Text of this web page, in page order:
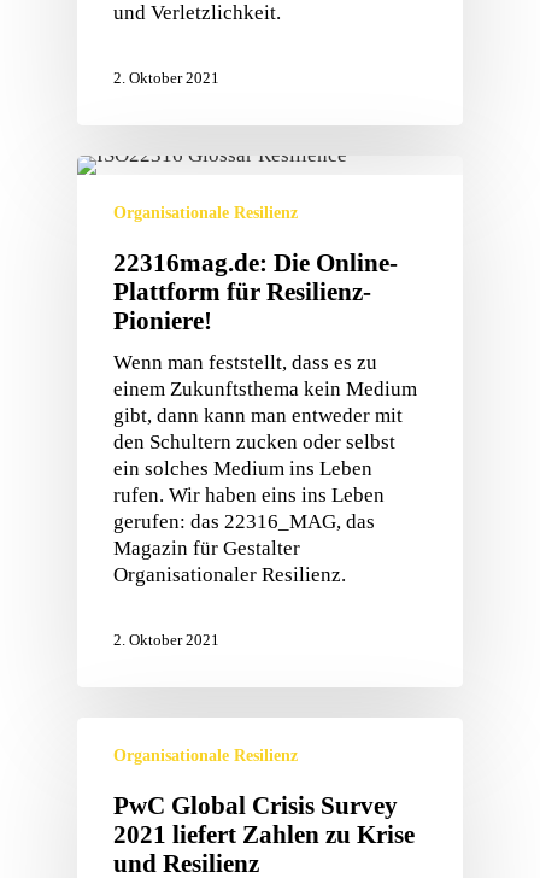
und Verletzlichkeit.
2. Oktober 2021
Organisationale Resilienz
22316mag.de: Die Online-
Plattform für Resilienz-
Pioniere!
Wenn man feststellt, dass es zu
einem Zukunftsthema kein Medium
gibt, dann kann man entweder mit
den Schultern zucken oder selbst
ein solches Medium ins Leben
rufen. Wir haben eins ins Leben
gerufen: das 22316_MAG, das
Magazin für Gestalter
Organisationaler Resilienz.
2. Oktober 2021
Organisationale Resilienz
PwC Global Crisis Survey
2021 liefert Zahlen zu Krise
und Resilienz